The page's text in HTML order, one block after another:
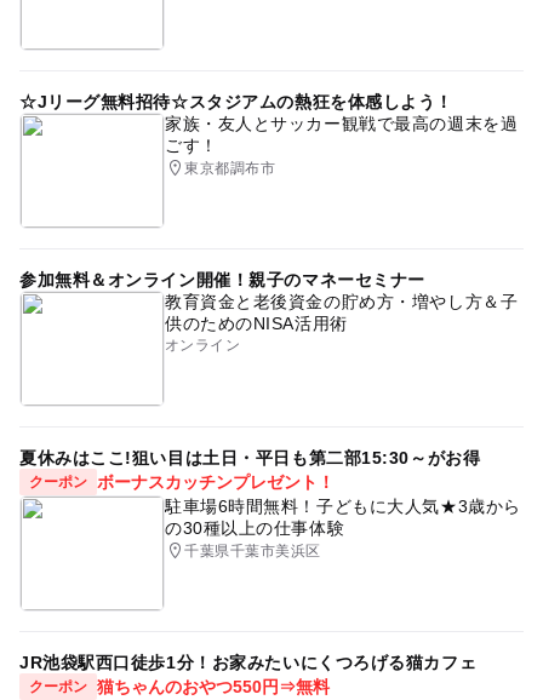
☆Jリーグ無料招待☆スタジアムの熱狂を体感しよう！
家族・友人とサッカー観戦で最高の週末を過
ごす！
東京都調布市
参加無料＆オンライン開催！親子のマネーセミナー
教育資金と老後資金の貯め方・増やし方＆子
供のためのNISA活用術
オンライン
夏休みはここ!狙い目は土日・平日も第二部15:30～がお得
クーポン
ボーナスカッチンプレゼント！
駐車場6時間無料！子どもに大人気★3歳から
の30種以上の仕事体験
千葉県千葉市美浜区
JR池袋駅西口徒歩1分！お家みたいにくつろげる猫カフェ
クーポン 猫ちゃんのおやつ550円⇒無料